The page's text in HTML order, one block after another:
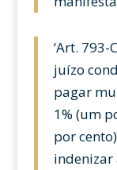
‘Art.
juízo
pagar
1% (um
por
indenizar